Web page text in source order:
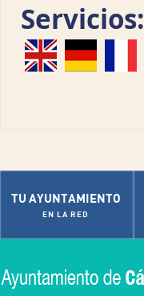
Servicios:
TU AYUNTAMIENTO
EN LA RED